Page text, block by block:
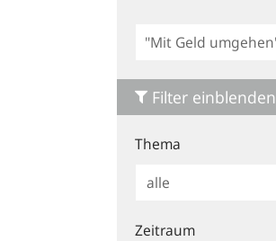
Allgemeine
Filter einblenden
Thema
Zeitraum